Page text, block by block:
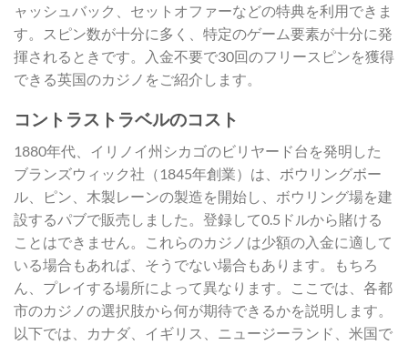
ャッシュバック、セットオファーなどの特典を利用できま
す。スピン数が十分に多く、特定のゲーム要素が十分に発
揮されるときです。入金不要で30回のフリースピンを獲得
できる英国のカジノをご紹介します。
コントラストラベルのコスト
1880年代、イリノイ州シカゴのビリヤード台を発明した
ブランズウィック社（1845年創業）は、ボウリングボー
ル、ピン、木製レーンの製造を開始し、ボウリング場を建
設するパブで販売しました。登録して0.5ドルから賭ける
ことはできません。これらのカジノは少額の入金に適して
いる場合もあれば、そうでない場合もあります。もちろ
ん、プレイする場所によって異なります。ここでは、各都
市のカジノの選択肢から何が期待できるかを説明します。
以下では、カナダ、イギリス、ニュージーランド、米国で